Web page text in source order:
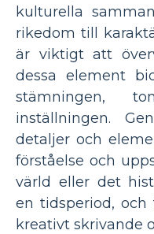
kulturella
rikedom till
är viktigt att
dessa element
stämningen,
inställningen.
detaljer och
förståelse och
värld eller det
en tidsperiod,
kreativt skrivande